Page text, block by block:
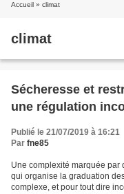
Accueil » climat
climat
Sécheresse et
une régulation
Publié le 21/07/2019 à 16:21
Par fne85
Une complexité marquée par
qui organise la graduation
complexe, et pour tout dire